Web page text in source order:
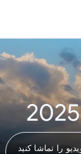
را تماشا کنید